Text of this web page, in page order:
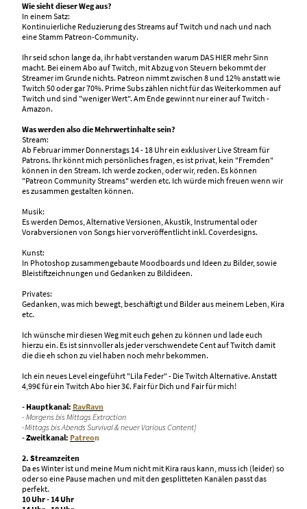
Wie sieht dieser Weg aus?
In einem Satz:
Kontinuierliche Reduzierung des Streams auf Twitch und nach und nach
eine Stamm Patreon-Community.
Ihr seid schon lange da, ihr habt verstanden warum DAS HIER mehr Sinn
macht. Bei einem Abo auf Twitch, mit Abzug von Steuern bekommt der
Streamer im Grunde nichts. Patreon nimmt zwischen 8 und 12% anstatt wie
Twitch 50 oder gar 70%. Prime Subs zählen nicht für das Weiterkommen auf
Twitch und sind "weniger Wert". Am Ende gewinnt nur einer auf Twitch -
Amazon.
Was werden also die Mehrwertinhalte sein?
Stream:
Ab Februar immer Donnerstags 14 - 18 Uhr ein exklusiver Live Stream für
Patrons. Ihr könnt mich persönliches fragen, es ist privat, kein "Fremden"
können in den Stream. Ich werde zocken, oder wir, reden. Es können
"Patreon Community Streams" werden etc. Ich würde mich freuen wenn wir
es zusammen gestalten können.
Musik:
Es werden Demos, Alternative Versionen, Akustik, Instrumental oder
Vorabversionen von Songs hier vorveröffentlicht inkl. Coverdesigns.
Kunst:
In Photoshop zusammengebaute Moodboards und Ideen zu Bilder, sowie
Bleistiftzeichnungen und Gedanken zu Bildideen.
Privates:
Gedanken, was mich bewegt, beschäftigt und Bilder aus meinem Leben, Kira
etc.
Ich wünsche mir diesen Weg mit euch gehen zu können und lade euch
hierzu ein. Es ist sinnvoller als jeder verschwendete Cent auf Twitch damit
die die eh schon zu viel haben noch mehr bekommen.
Ich ein neues Level eingeführt "Lila Feder" - Die Twitch Alternative. Anstatt
4,99€ für ein Twitch Abo hier 3€. Fair für Dich und Fair für mich!
- Hauptkanal: RavRavn
- Morgens bis Mittags Extraction
-Mittags bis Abends Survival & neuer Various Content]
- Zweitkanal: Patreon
2. Streamzeiten
Da es Winter ist und meine Mum nicht mit Kira raus kann, muss ich (leider) so
oder so eine Pause machen und mit den gesplitteten Kanälen passt das
perfekt.
10 Uhr - 14 Uhr